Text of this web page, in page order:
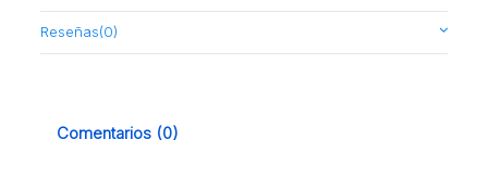
Reseñas(0)
Comentarios (0)